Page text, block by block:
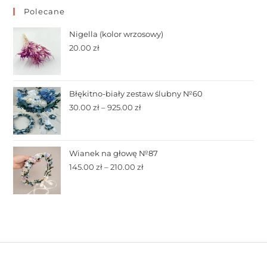
Polecane
Nigella (kolor wrzosowy)
20.00zł
Błękitno-biały zestaw ślubny №60
30.00zł – 925.00zł
Wianek na głowę №87
145.00zł – 210.00zł